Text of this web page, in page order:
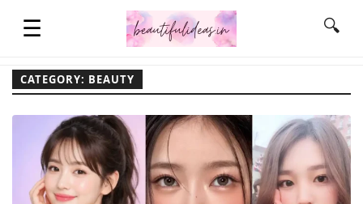
☰
QUOTES
🔍
CATEGORY: BEAUTY